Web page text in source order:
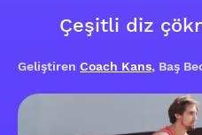
Çeşitli diz
Geliştiren Coach Kans, Baş